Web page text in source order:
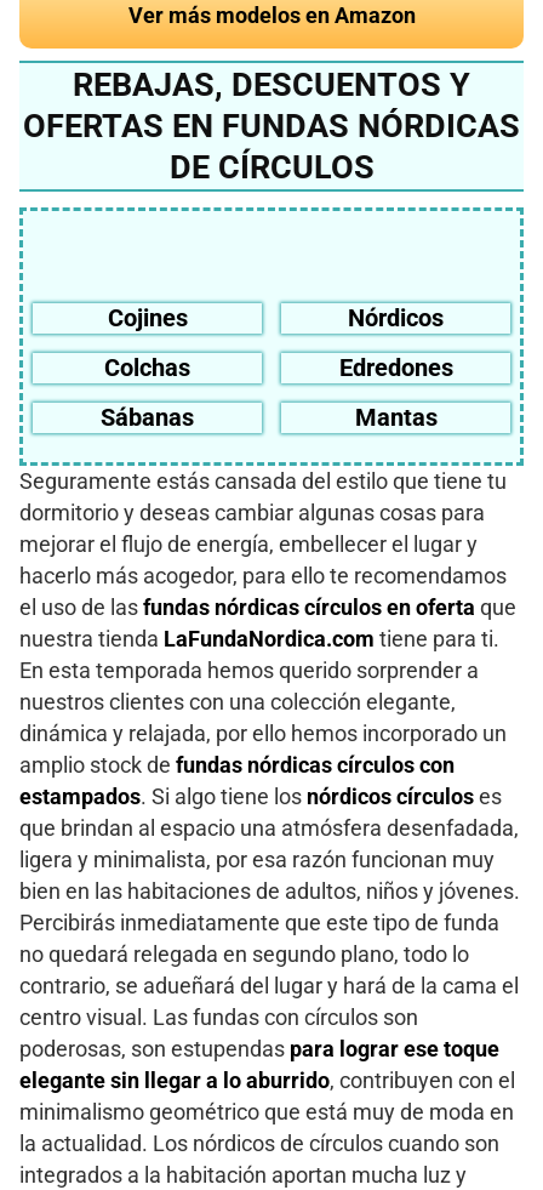
Ver más modelos en Amazon
REBAJAS, DESCUENTOS Y
OFERTAS EN FUNDAS NÓRDICAS
DE CÍRCULOS
Cojines
Nórdicos
Colchas
Edredones
Sábanas
Mantas
Seguramente estás cansada del estilo que tiene tu
dormitorio y deseas cambiar algunas cosas para
mejorar el flujo de energía, embellecer el lugar y
hacerlo más acogedor, para ello te recomendamos
el uso de las fundas nórdicas círculos en oferta que
nuestra tienda LaFundaNordica.com tiene para ti.
En esta temporada hemos querido sorprender a
nuestros clientes con una colección elegante,
dinámica y relajada, por ello hemos incorporado un
amplio stock de fundas nórdicas círculos con
estampados. Si algo tiene los nórdicos círculos es
que brindan al espacio una atmósfera desenfadada,
ligera y minimalista, por esa razón funcionan muy
bien en las habitaciones de adultos, niños y jóvenes.
Percibirás inmediatamente que este tipo de funda
no quedará relegada en segundo plano, todo lo
contrario, se adueñará del lugar y hará de la cama el
centro visual. Las fundas con círculos son
poderosas, son estupendas para lograr ese toque
elegante sin llegar a lo aburrido, contribuyen con el
minimalismo geométrico que está muy de moda en
la actualidad. Los nórdicos de círculos cuando son
integrados a la habitación aportan mucha luz y